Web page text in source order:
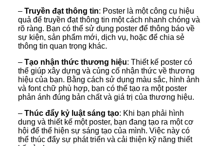
– Truyền đạt thông tin: Poster là một công cụ hiệu
quả để truyền đạt thông tin một cách nhanh chóng và
rõ ràng. Bạn có thể sử dụng poster để thông báo về
sự kiện, sản phẩm mới, dịch vụ, hoặc để chia sẻ
thông tin quan trọng khác.
– Tạo nhận thức thương hiệu: Thiết kế poster có
thể giúp xây dựng và củng cố nhận thức về thương
hiệu của bạn. Bằng cách sử dụng màu sắc, hình ảnh
và font chữ phù hợp, bạn có thể tạo ra một poster
phản ánh đúng bản chất và giá trị của thương hiệu.
– Thúc đẩy kỷ luật sáng tạo: Khi bạn phải hình
dung và thiết kế một poster, bạn đang tạo ra một cơ
hội để thể hiện sự sáng tạo của mình. Việc này có
thể thúc đẩy sự phát triển và cải thiện kỹ năng thiết